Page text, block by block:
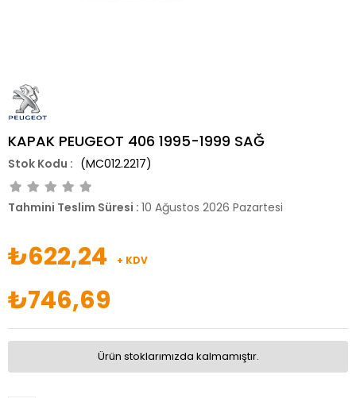
KAPAK PEUGEOT 406 1995-1999 SAĞ
(MC012.2217)
Tahmini Teslim Süresi : 10 Ağustos 2026 Pazartesi
₺622,24 + KDV
₺746,69
Ürün stoklarımızda kalmamıştır.